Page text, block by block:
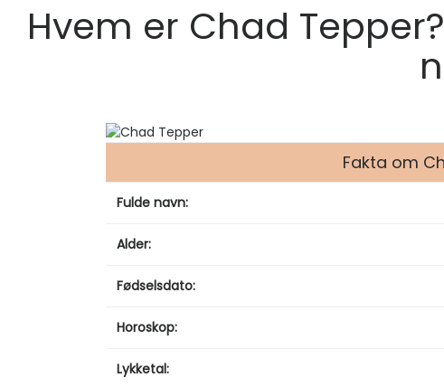
Hvem er Chad
Fakta om
Fulde navn:
Alder:
Fødselsdato:
Horoskop:
Lykketal: